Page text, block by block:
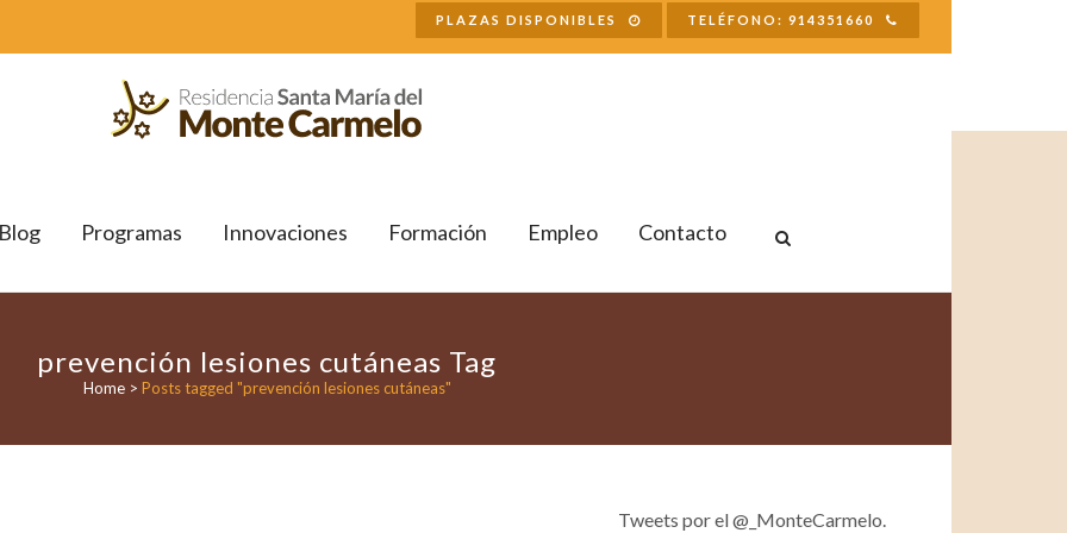
PLAZAS DISPONIBLES TELÉFONO: 914351660
Blog Programas Innovaciones Formación Empleo Contacto
prevención lesiones cutáneas Tag
Home> Posts tagged "prevención lesiones cutáneas"
Tweets por el @_MonteCarmelo.